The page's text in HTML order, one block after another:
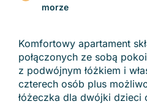
morze
Komfortowy apartament
połączonych ze sobą
z podwójnym łóżkiem i
czterech osób plus
łóżeczka dla dwójki dzieci